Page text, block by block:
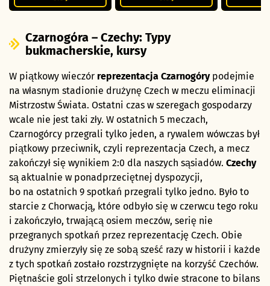
Czarnogóra – Czechy: Typy
bukmacherskie, kursy
W piątkowy wieczór reprezentacja Czarnogórypodejmie
na własnym stadionie drużynę Czech w meczu eliminacji
Mistrzostw Świata. Ostatni czas w szeregach gospodarzy
wcale nie jest taki zły. W ostatnich 5 meczach,
Czarnogórcy przegrali tylko jeden, a rywalem wówczas był
piątkowy przeciwnik, czyli reprezentacja Czech, a mecz
zakończył się wynikiem 2:0 dla naszych sąsiadów. Czechy
są aktualnie w ponadprzeciętnej dyspozycji,
bo na ostatnich 9 spotkań przegrali tylko jedno. Było to
starcie z Chorwacją, które odbyło się w czerwcu tego roku
i zakończyło, trwającą osiem meczów, serię nie
przegranych spotkań przez reprezentację Czech. Obie
drużyny zmierzyły się ze sobą sześć razy w historii i każde
z tych spotkań zostało rozstrzygnięte na korzyść Czechów.
Piętnaście goli strzelonych i tylko dwie stracone to bilans